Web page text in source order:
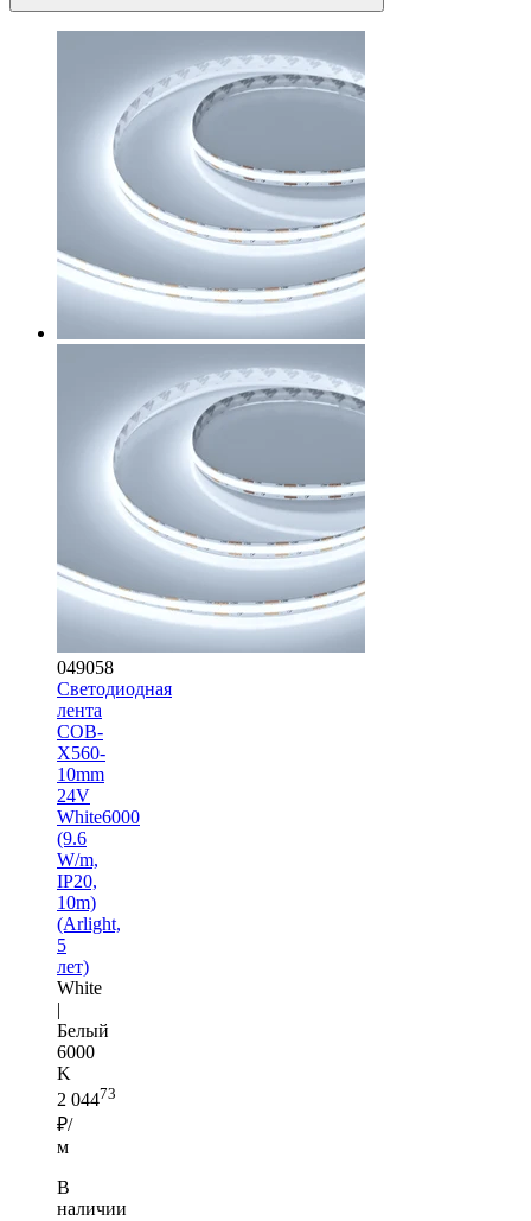
049058
Светодиодная
лента
COB-
X560-
10mm
24V
White6000
(9.6
W/m,
IP20,
10m)
(Arlight,
5
лет)
White
|
Белый
6000
K
2 04473
₽/
м
В
наличии